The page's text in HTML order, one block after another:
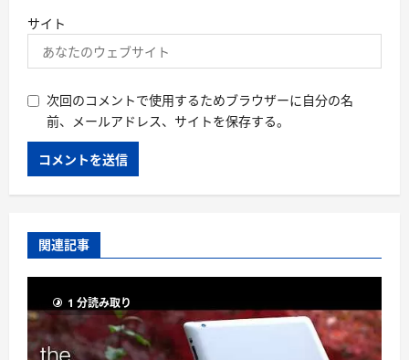
サイト
次回のコメントで使用するためブラウザーに自分の名
前、メールアドレス、サイトを保存する。
関連記事
1 分読み取り